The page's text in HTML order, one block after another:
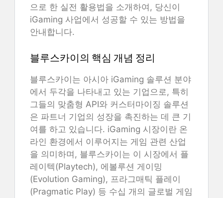
으로 한 실전 활용법을 소개하여, 당신이
iGaming 사업에서 성공할 수 있는 방법을
안내합니다.
블루스카이의 핵심 개념 정리
블루스카이는 아시아 iGaming 솔루션 분야
에서 두각을 나타내고 있는 기업으로, 특히
그들의 맞춤형 API와 커스터마이징 솔루션
은 파트너 기업의 성장을 촉진하는 데 큰 기
여를 하고 있습니다. iGaming 시장이란 온
라인 환경에서 이루어지는 게임 관련 산업
을 의미하며, 블루스카이는 이 시장에서 플
레이텍(Playtech), 에볼루션 게이밍
(Evolution Gaming), 프라그매틱 플레이
(Pragmatic Play) 등 수십 개의 글로벌 게임